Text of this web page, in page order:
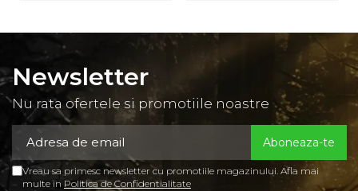
Newsletter
Nu rata ofertele si promotiile noastre
Vreau sa primesc newsletter cu promotiile magazinului. Afla mai
multe in Politica de Confidentialitate